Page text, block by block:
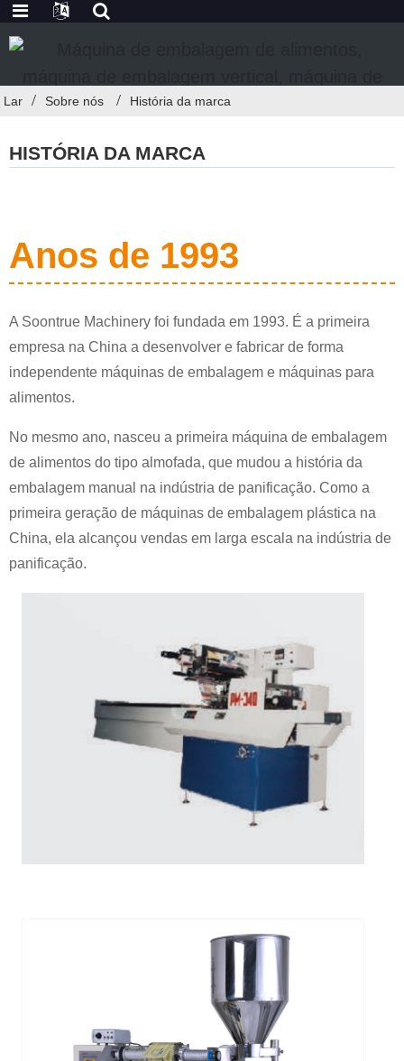
Lar Sobre nós História da marca
HISTÓRIA DA MARCA
Anos de 1993
A Soontrue Machinery foi fundada em 1993. É a primeira
empresa na China a desenvolver e fabricar de forma
independente máquinas de embalagem e máquinas para
alimentos.
No mesmo ano, nasceu a primeira máquina de embalagem
de alimentos do tipo almofada, que mudou a história da
embalagem manual na indústria de panificação. Como a
primeira geração de máquinas de embalagem plástica na
China, ela alcançou vendas em larga escala na indústria de
panificação.